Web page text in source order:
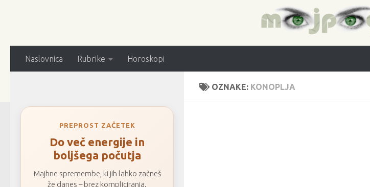
Naslovnica Rubrike Horoskopi
OZNAKE: KONOPLJA
PREPROST ZAČETEK
Do več energije in
boljšega počutja
Majhne spremembe, ki jih lahko začneš
že danes – brez kompliciranja.